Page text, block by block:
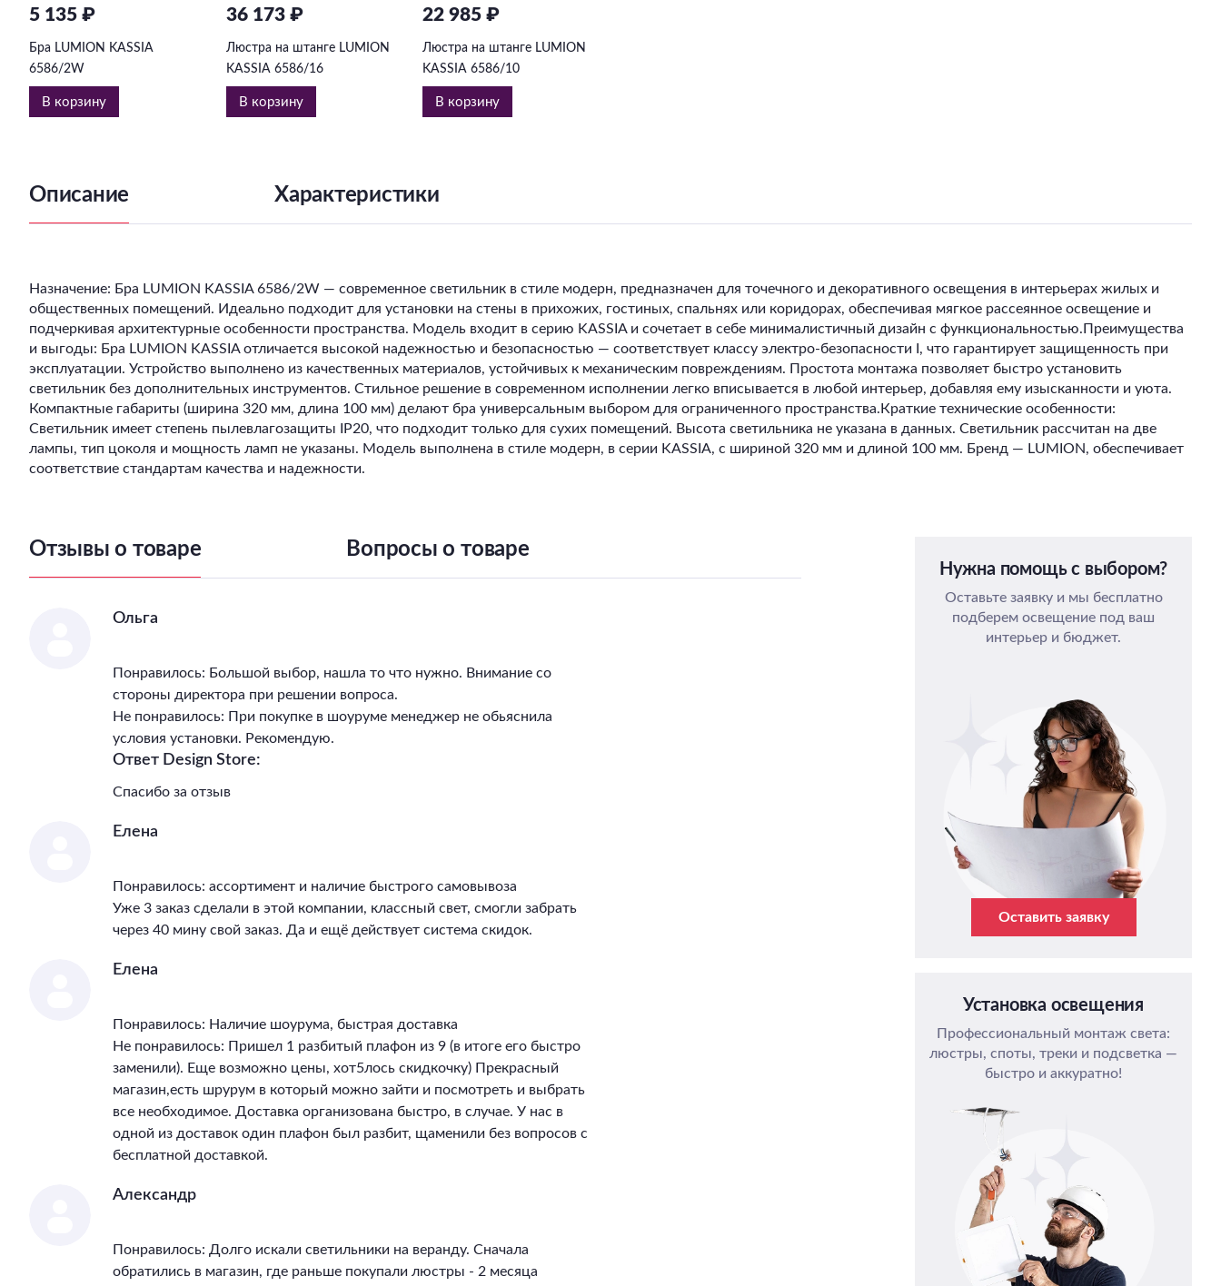
5 135 ₽
Бра LUMION KASSIA
6586/2W
В корзину
36 173 ₽
Люстра на штанге LUMION
KASSIA 6586/16
В корзину
22 985 ₽
Люстра на штанге LUMION
KASSIA 6586/10
В корзину
Описание Характеристики
Назначение: Бра LUMION KASSIA 6586/2W — современное светильник в стиле модерн, предназначен для точечного и декоративного освещения в интерьерах жилых и
общественных помещений. Идеально подходит для установки на стены в прихожих, гостиных, спальнях или коридорах, обеспечивая мягкое рассеянное освещение и
подчеркивая архитектурные особенности пространства. Модель входит в серию KASSIA и сочетает в себе минималистичный дизайн с функциональностью.Преимущества
и выгоды: Бра LUMION KASSIA отличается высокой надежностью и безопасностью — соответствует классу электро-безопасности I, что гарантирует защищенность при
эксплуатации. Устройство выполнено из качественных материалов, устойчивых к механическим повреждениям. Простота монтажа позволяет быстро установить
светильник без дополнительных инструментов. Стильное решение в современном исполнении легко вписывается в любой интерьер, добавляя ему изысканности и уюта.
Компактные габариты (ширина 320 мм, длина 100 мм) делают бра универсальным выбором для ограниченного пространства.Краткие технические особенности:
Светильник имеет степень пылевлагозащиты IP20, что подходит только для сухих помещений. Высота светильника не указана в данных. Светильник рассчитан на две
лампы, тип цоколя и мощность ламп не указаны. Модель выполнена в стиле модерн, в серии KASSIA, с шириной 320 мм и длиной 100 мм. Бренд — LUMION, обеспечивает
соответствие стандартам качества и надежности.
Отзывы о товаре Вопросы о товаре
Ольга
Понравилось: Большой выбор, нашла то что нужно. Внимание со
стороны директора при решении вопроса.
Не понравилось: При покупке в шоуруме менеджер не обьяснила
условия установки. Рекомендую.
Ответ Design Store:
Спасибо за отзыв
Елена
Понравилось: ассортимент и наличие быстрого самовывоза
Уже 3 заказ сделали в этой компании, классный свет, смогли забрать
через 40 мину свой заказ. Да и ещё действует система скидок.
Елена
Понравилось: Наличие шоурума, быстрая доставка
Не понравилось: Пришел 1 разбитый плафон из 9 (в итоге его быстро
заменили). Еще возможно цены, хот5лось скидкочку) Прекрасный
магазин,есть шрурум в который можно зайти и посмотреть и выбрать
все необходимое. Доставка организована быстро, в случае. У нас в
одной из доставок один плафон был разбит, щаменили без вопросов с
бесплатной доставкой.
Александр
Понравилось: Долго искали светильники на веранду. Сначала
обратились в магазин, где раньше покупали люстры - 2 месяца
Нужна помощь с выбором?
Оставьте заявку и мы бесплатно
подберем освещение под ваш
интерьер и бюджет.
Оставить заявку
Установка освещения
Профессиональный монтаж света:
люстры, споты, треки и подсветка —
быстро и аккуратно!